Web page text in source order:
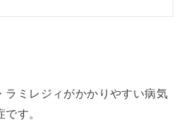
ラミレジィがかかりやすい病気
す。